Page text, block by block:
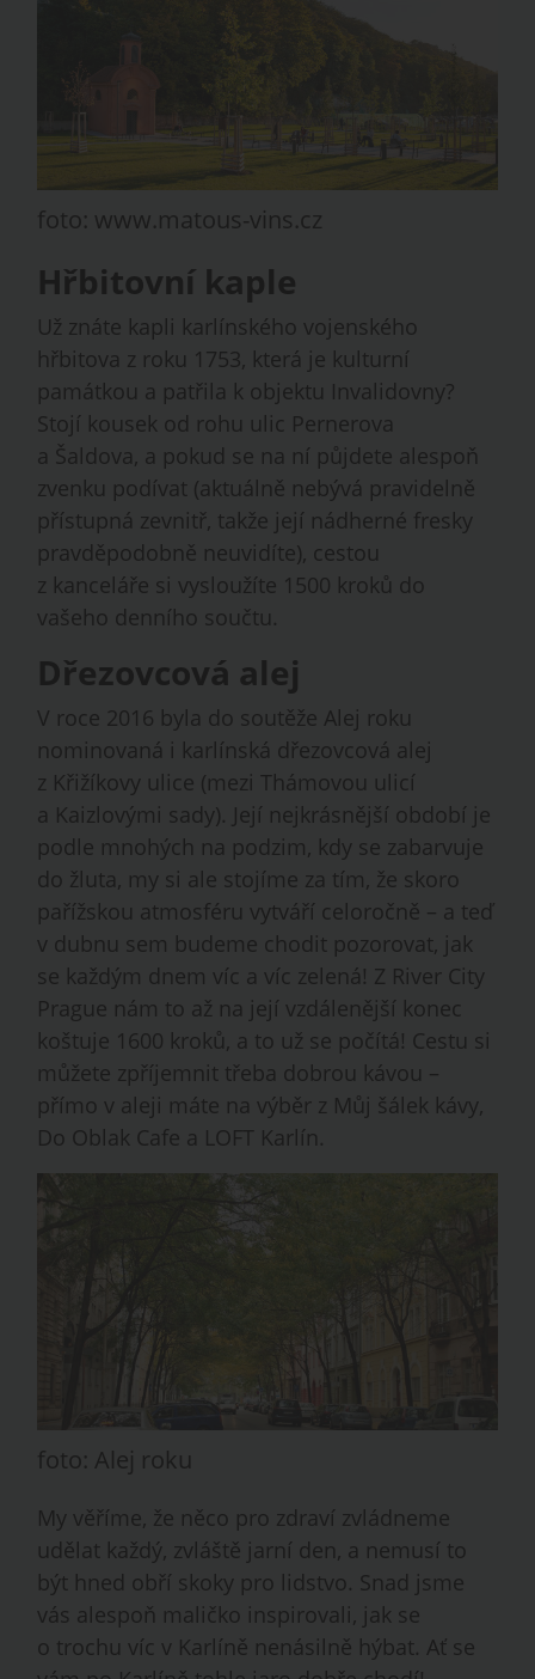
foto: www.matous-vins.cz
Hřbitovní kaple
Už znáte kapli karlínského vojenského
hřbitova z roku 1753, která je kulturní
památkou a patřila k objektu Invalidovny?
Stojí kousek od rohu ulic Pernerova
a Šaldova, a pokud se na ní půjdete alespoň
zvenku podívat (aktuálně nebývá pravidelně
přístupná zevnitř, takže její nádherné fresky
pravděpodobně neuvidíte), cestou
z kanceláře si vysloužíte 1500 kroků do
vašeho denního součtu.
Dřezovcová alej
V roce 2016 byla do soutěže Alej roku
nominovaná i karlínská dřezovcová alej
z Křižíkovy ulice (mezi Thámovou ulicí
a Kaizlovými sady). Její nejkrásnější období je
podle mnohých na podzim, kdy se zabarvuje
do žluta, my si ale stojíme za tím, že skoro
pařížskou atmosféru vytváří celoročně – a teď
v dubnu sem budeme chodit pozorovat, jak
se každým dnem víc a víc zelená! Z River City
Prague nám to až na její vzdálenější konec
koštuje 1600 kroků, a to už se počítá! Cestu si
můžete zpříjemnit třeba dobrou kávou –
přímo v aleji máte na výběr z Můj šálek kávy,
Do Oblak Cafe a LOFT Karlín.
foto: Alej roku
My věříme, že něco pro zdraví zvládneme
udělat každý, zvláště jarní den, a nemusí to
být hned obří skoky pro lidstvo. Snad jsme
vás alespoň maličko inspirovali, jak se
o trochu víc v Karlíně nenásilně hýbat. Ať se